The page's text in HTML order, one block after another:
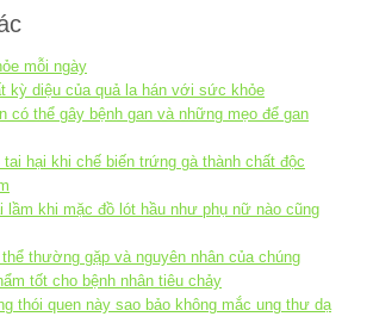
mỗi ngày
kỳ diệu của quả la hán với sức khỏe
có thể gây bệnh gan và những mẹo để gan
tai hại khi chế biến trứng gà thành chất độc
lầm khi mặc đồ lót hầu như phụ nữ nào cũng
thường gặp và nguyên nhân của chúng
tốt cho bệnh nhân tiêu chảy
thói quen này sao bảo không mắc ung thư dạ